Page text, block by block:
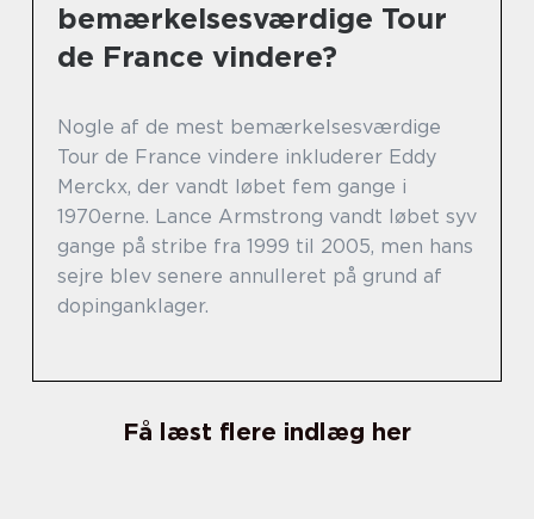
bemærkelsesværdige Tour
de France vindere?
Nogle af de mest bemærkelsesværdige
Tour de France vindere inkluderer Eddy
Merckx, der vandt løbet fem gange i
1970erne. Lance Armstrong vandt løbet syv
gange på stribe fra 1999 til 2005, men hans
sejre blev senere annulleret på grund af
dopinganklager.
Få læst flere indlæg her